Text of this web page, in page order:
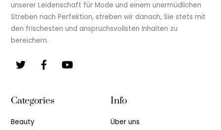
unserer Leidenschaft für Mode und einem unermüdlichen
Streben nach Perfektion, streben wir danach, Sie stets mit
den frischesten und anspruchsvollsten Inhalten zu
bereichern.
Twitter
Categories
Beauty
Info
Über uns